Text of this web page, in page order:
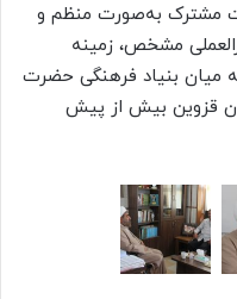
مشترک به‌صورت منظم و
مشخص، زمینه
میان بنیاد فرهنگی حضرت
قزوین بیش از پیش